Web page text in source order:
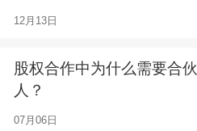
12月13日
股权合作中为什么需要合伙
人？
07月06日